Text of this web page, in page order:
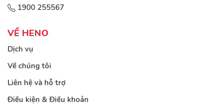
1900 255567
VỀ HENO
Dịch vụ
Về chúng tôi
Liên hệ và hỗ trợ
Điều kiện & Điều khoản